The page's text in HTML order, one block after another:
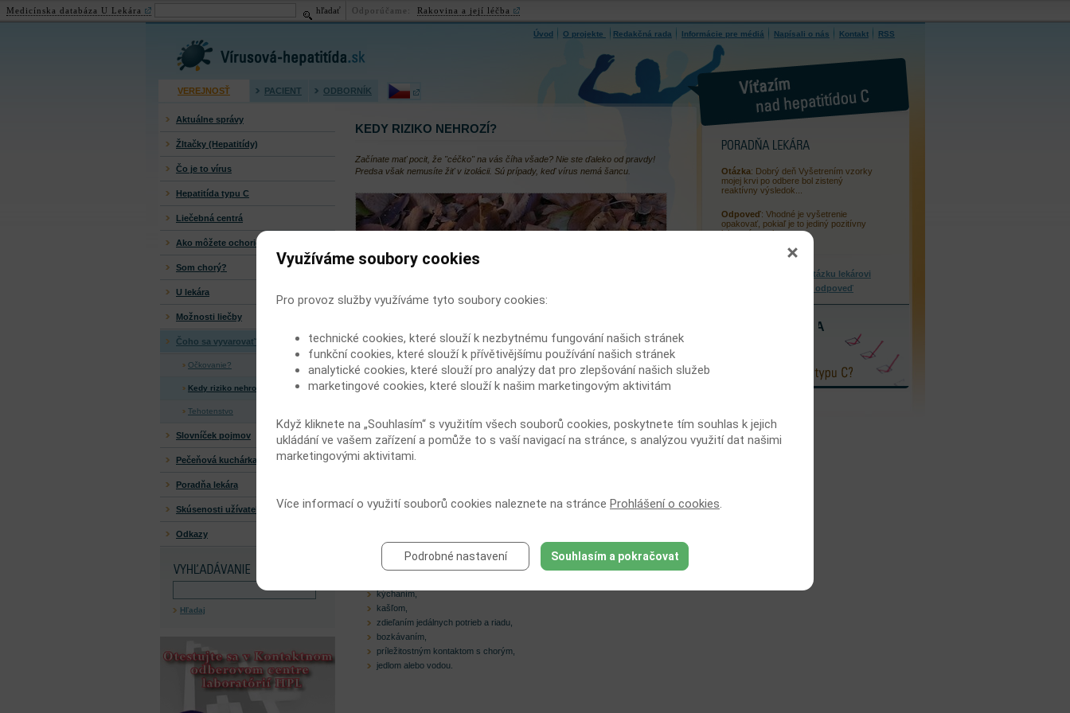
Úvod O projekte Redakčná rada Informácie pre médiá Napísali o nás Kontakt RSS
Virusová hepatitída (žltačka)
VEREJNOSŤ PACIENT ODBORNÍK
Aktuálne správy
Žltačky (Hepatitídy)
Čo je to vírus
Hepatitída typu C
Liečebná centrá
Ako môžete ochorieť?
Som chorý?
U lekára
Možnosti liečby
Čoho sa vyvarovať?
Očkovanie?
Kedy riziko nehrozí?
Tehotenstvo
Slovníček pojmov
Pečeňová kuchárka
Poradňa lekára
Skúsenosti užívateľov
Odkazy
Hľadaj
KEDY RIZIKO NEHROZÍ?
Začínate mať pocit, že "céčko" na vás číha všade? Nie ste ďaleko od pravdy!
Predsa však nemusíte žiť v izolácii. Sú prípady, keď vírus nemá šancu.
Žijete v blízkosti alebo sa poznáte s osobou nakazenou vírusom hepatitídy typu C?
hlavne krvou. Pri dodržiavaní základných bezpečnostných opatrení nemôže k jeho
Vírus hepatitídy C sa nešíri:
objímaním,
kýchaním,
kašľom,
zdieľaním jedálnych potrieb a riadu,
bozkávaním,
príležitostným kontaktom s chorým,
jedlom alebo vodou.
PORADŇA
Otázka: Dobrý deň Vyšetrením vzorky
mojej krvi po odbere bol zistený
reaktívny výsledok...
Odpoveď: Vhodné je vyšetrenie
opakovať, pokiaľ je to jediný pozitívny
laboratórny ukazov...
Položiť otázku lekárovi
Vyhľadať odpoveď
OTESTUJTE SA
nákazy žltackou typu C?
Medicínska databáza U Lekára hľadať Odporúčame: Rakovina a její léčba
Využíváme soubory cookies
Pro provoz služby využíváme tyto soubory cookies:
technické cookies, které slouží k nezbytnému fungování našich stránek
funkční cookies, které slouží k přívětivějšímu používání našich stránek
analytické cookies, které slouží pro analýzy dat pro zlepšování našich služeb
marketingové cookies, které slouží k našim marketingovým aktivitám
Když kliknete na „Souhlasím“ s využitím všech souborů cookies, poskytnete tím souhlas k jejich
ukládání ve vašem zařízení a pomůže to s vaší navigací na stránce, s analýzou využití dat našimi
marketingovými aktivitami.
Více informací o využití souborů cookies naleznete na stránce Prohlášení o cookies.
Podrobné nastavení Souhlasím a pokračovat